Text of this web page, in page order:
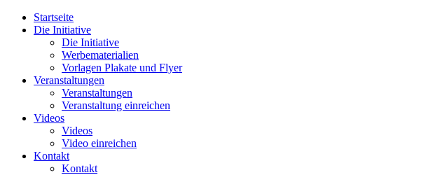
Startseite
Die Initiative
Die Initiative
Werbematerialien
Vorlagen Plakate und Flyer
Veranstaltungen
Veranstaltungen
Veranstaltung einreichen
Videos
Videos
Video einreichen
Kontakt
Kontakt